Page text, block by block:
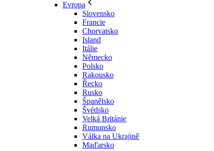
Evropa
Slovensko
Francie
Chorvatsko
Island
Itálie
Německo
Polsko
Rakousko
Řecko
Rusko
Španělsko
Švédsko
Velká Británie
Rumunsko
Válka na Ukrajině
Maďarsko